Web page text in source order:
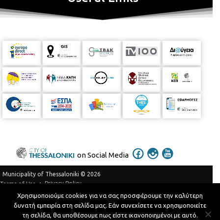
on Social Media
Municipality of Thessaloniki © 2026
Terms of Use
Privacy Policy
Telephone Catalog
Developed byMyCompany Projects
Χρησιμοποιούμε cookies για να σας προσφέρουμε την καλύτερη
δυνατή εμπειρία στη σελίδα μας. Εάν συνεχίσετε να χρησιμοποιείτε
τη σελίδα, θα υποθέσουμε πως είστε ικανοποιημένοι με αυτό.